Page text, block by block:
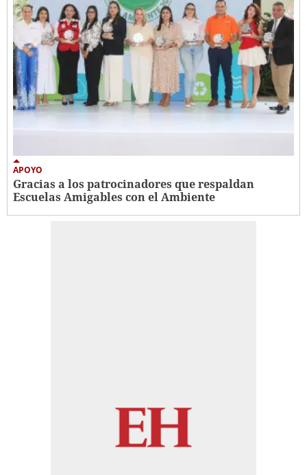
APOYO
Gracias a los patrocinadores que respaldan
Escuelas Amigables con el Ambiente